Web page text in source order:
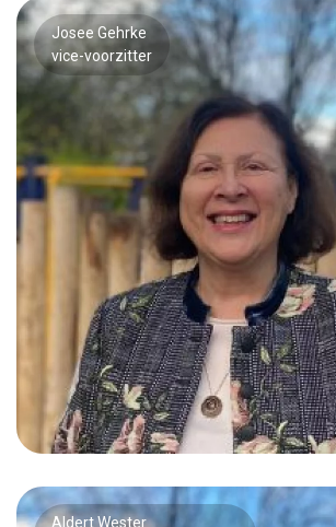
Josee Gehrke
vice-voorzitter
Aldert Wester